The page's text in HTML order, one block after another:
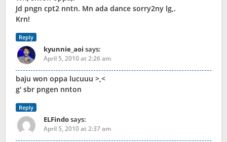
Jd pngn cpt2 nntn. Mn ada dance sorry2ny lg,.
Krn!
Reply
kyunnie_aoi says:
April 5, 2010 at 2:26 am
baju won oppa lucuuu >,<
g' sbr pngen nnton
Reply
ELFindosays:
April 5, 2010 at 2:37 am